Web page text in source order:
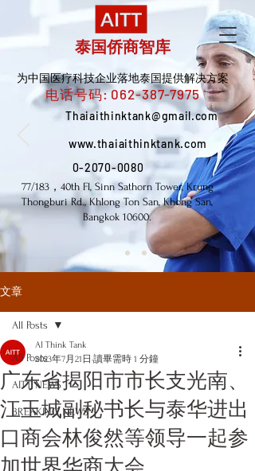
泰国侨商智库
为中国医疗科技企业落地泰国提供解决方案
电话号码:062-387-7975
Thaiaithinktank@gmail.com
www.thaiaithinktank.com
0-2070-0080
77/183，40th Fl, Sinn Sathorn Tower, Krung
Thongburi Rd., Khlong Ton San, Khong San,
Bangkok 10600.
文章
All Posts
AITT NEWS
BREAKING NEWS
All Posts
广东省揭阳市市长支光南、
江玉城副秘书长与泰华进出
口商会林俊然等领导一起参
AI Think Tank
2023年7月21日 讀畢需時 1 分鐘